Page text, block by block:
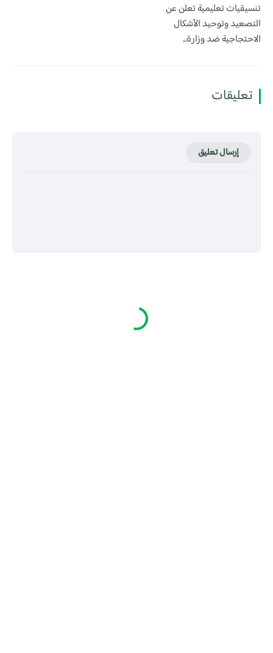
تنسيقيات تعليمية تعلن عن
التصعيد وتوحيد الأشكال
الاحتجاجية ضد وزارة...
تعليقات
إرسال تعليق